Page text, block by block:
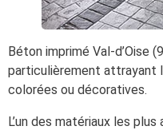
Béton imprimé Val-d’Oise
particulièrement attrayant
colorées ou décoratives.
L’un des matériaux les